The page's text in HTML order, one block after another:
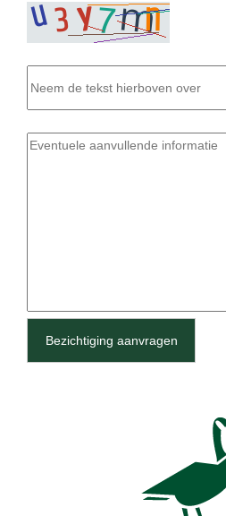
Bezichtiging aanvragen